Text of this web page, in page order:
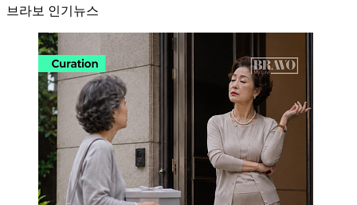
브라보 인기뉴스